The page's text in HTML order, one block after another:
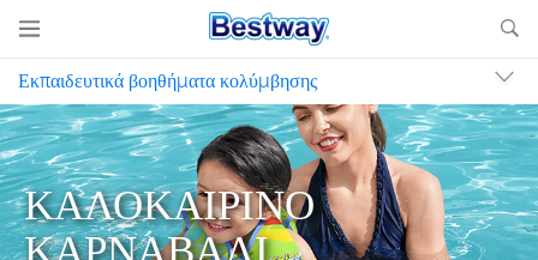
Εκπαιδευτικά βοηθήματα κολύμβησης